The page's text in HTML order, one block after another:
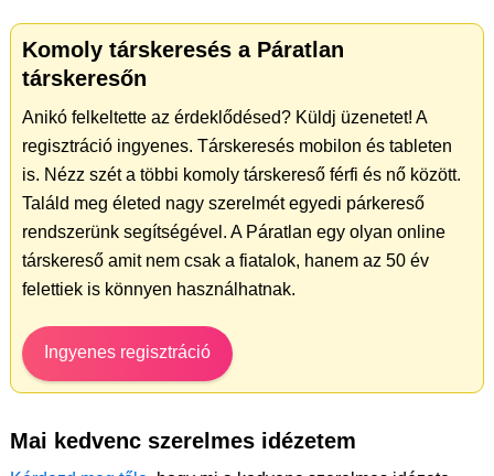
Komoly társkeresés a Páratlan
társkeresőn
Anikó felkeltette az érdeklődésed? Küldj üzenetet! A
regisztráció ingyenes. Társkeresés mobilon és tableten
is. Nézz szét a többi komoly társkereső férfi és nő között.
Találd meg életed nagy szerelmét egyedi párkereső
rendszerünk segítségével. A Páratlan egy olyan online
társkereső amit nem csak a fiatalok, hanem az 50 év
felettiek is könnyen használhatnak.
Ingyenes regisztráció
Mai kedvenc szerelmes idézetem